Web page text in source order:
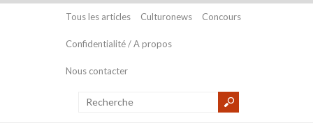
Tous les articles Culturonews Concours
Confidentialité / A propos
Nous contacter